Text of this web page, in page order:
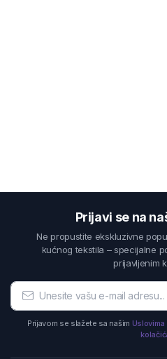
Prijavi se na
Ne propustite ekskluzivne
kućnog tekstila – specijalne
prijavljenim
Prijavom se slažete sa našim